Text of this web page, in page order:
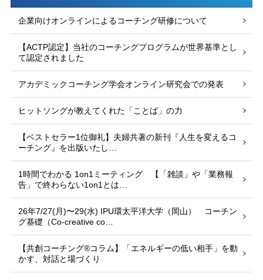
企業向けオンラインによるコーチング研修について
【ACTP認定】当社のコーチングプログラムが世界基準とし
て認定されました
アカデミックコーチング学会オンライン研究会での発表
ヒットソングが教えてくれた「ことば」の力
【ベストセラー1位御礼】夫婦共著の新刊『人生を変えるコ
ーチング』を出版いたし…
1時間でわかる 1on1ミーティング 【「雑談」や「業務報
告」で終わらない1on1とは…
26年7/27(月)〜29(水) IPU環太平洋大学（岡山） コーチン
グ基礎（Co-creative co…
【共創コーチング®︎コラム】「エネルギーの低い相手」を動
かす、対話と場づくり